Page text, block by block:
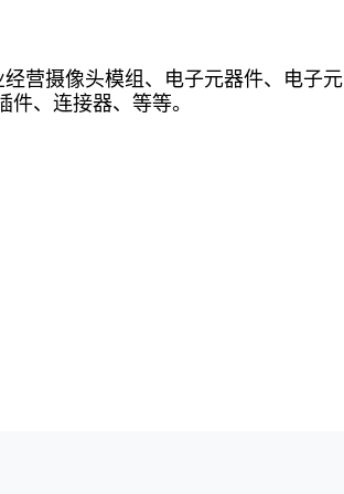
营摄像头模组、电子元器件、电子元
、连接器、等等。